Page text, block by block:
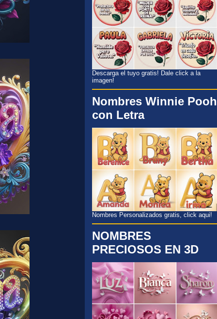
Descarga el tuyo gratis! Dale click a la
imagen!
Nombres Winnie Pooh
con Letra
Nombres Personalizados gratis, click aqui!
NOMBRES
PRECIOSOS EN 3D